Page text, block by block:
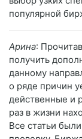
популярной
Арина:
получить
данному
о ряде причин
действенные и
раз в жизни
Все статьи